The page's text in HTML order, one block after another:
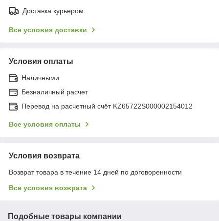
Доставка курьером
Все условия доставки
Условия оплаты
Наличными
Безналичный расчет
Перевод на расчетный счёт KZ65722S000002154012
Все условия оплаты
Условия возврата
Возврат товара в течение 14 дней по договоренности
Все условия возврата
Подобные товары компании